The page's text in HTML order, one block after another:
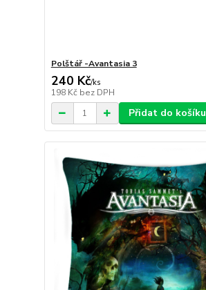
Polštář -Avantasia 3
240 Kč/ks
198 Kč bez DPH
Přidat do košíku